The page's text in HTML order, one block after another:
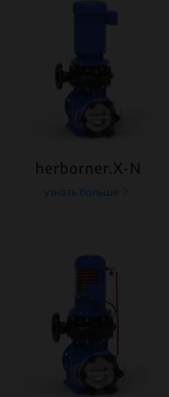
herborner.X-N
узнать больше